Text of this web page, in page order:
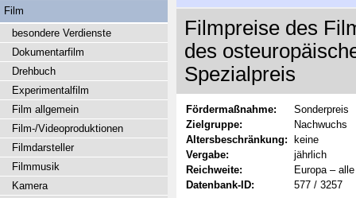
Filmpreise des
des
Spezialpreis
Fördermaßnahme:
Sonderpreis
Zielgruppe:
Nachwuchs
Altersbeschränkung:
keine
Vergabe:
jährlich
Reichweite:
Europa –
Datenbank-ID:
577 / 3257
Film
besondere Verdienste
Dokumentarfilm
Drehbuch
Experimentalfilm
Film allgemein
Film-/Videoproduktionen
Filmdarsteller
Filmmusik
Kamera